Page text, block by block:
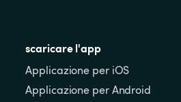
scaricare l'app
Applicazione per iOS
Applicazione per Android